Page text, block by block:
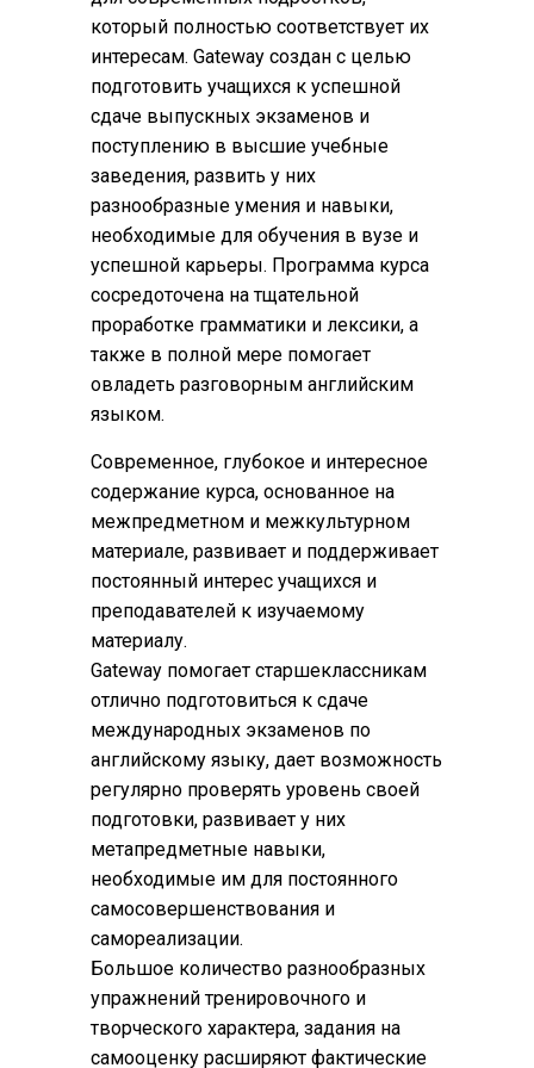
который полностью соответствует их
интересам. Gateway создан с целью
подготовить учащихся к успешной
сдаче выпускных экзаменов и
поступлению в высшие учебные
заведения, развить у них
разнообразные умения и навыки,
необходимые для обучения в вузе и
успешной карьеры. Программа курса
сосредоточена на тщательной
проработке грамматики и лексики, а
также в полной мере помогает
овладеть разговорным английским
языком.
Современное, глубокое и интересное
содержание курса, основанное на
межпредметном и межкультурном
материале, развивает и поддерживает
постоянный интерес учащихся и
преподавателей к изучаемому
материалу.
Gateway помогает старшеклассникам
отлично подготовиться к сдаче
международных экзаменов по
английскому языку, дает возможность
регулярно проверять уровень своей
подготовки, развивает у них
метапредметные навыки,
необходимые им для постоянного
самосовершенствования и
самореализации.
Большое количество разнообразных
упражнений тренировочного и
творческого характера, задания на
самооценку расширяют фактические